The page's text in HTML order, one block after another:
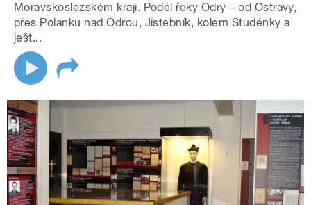
Moravskoslezském kraji. Podél řeky Odry – od Ostravy,
přes Polanku nad Odrou, Jistebník, kolem Studénky a
ješt...